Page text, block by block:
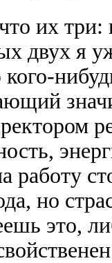
их три:
двух я
работу
но
это,